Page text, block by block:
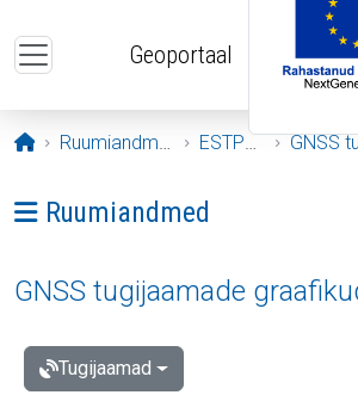
Geoportaal
Avaleht
Ruumiandmed ESTPOS GNSS
Ava menüü: Ruumiandmed
Ruumiandmed
GNSS tugijaamade
Tugijaamad